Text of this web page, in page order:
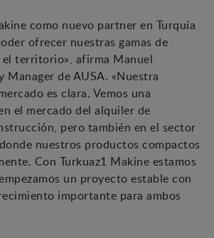
como nuevo partner en Turquía
ofrecer nuestras gamas de
territorio», afirma Manuel
Manager de AUSA. «Nuestra
es clara. Vemos una
el mercado del alquiler de
pero también en el sector
nuestros productos compactos
Con Turkuaz1 Makine estamos
un proyecto estable con
importante para ambos